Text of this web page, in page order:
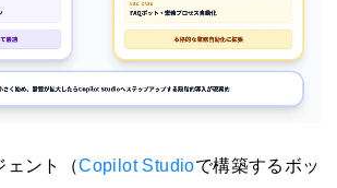
ェント（Copilot Studioで構築するボッ